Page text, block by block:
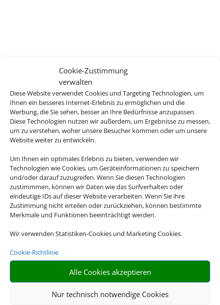
Cookie-Zustimmung
verwalten
Diese Website verwendet Cookies und Targeting Technologien, um
Ihnen ein besseres Internet-Erlebnis zu ermöglichen und die
Werbung, die Sie sehen, besser an Ihre Bedürfnisse anzupassen.
Diese Technologien nutzen wir außerdem, um Ergebnisse zu messen,
um zu verstehen, woher unsere Besucher kommen oder um unsere
Website weiter zu entwickeln.
Um Ihnen ein optimales Erlebnis zu bieten, verwenden wir
Technologien wie Cookies, um Geräteinformationen zu speichern
und/oder darauf zuzugreifen. Wenn Sie diesen Technologien
zustimmmen, können wir Daten wie das Surfverhalten oder
eindeutige IDs auf dieser Website verarbeiten. Wenn Sie ihre
Zustimmung nicht erteilen oder zurückziehen, können bestimmte
Merkmale und Funktionen beeinträchtigt werden.
Wir verwenden Statistiken-Cookies und Marketing Cookies.
Cookie-Richtlinie
Alle Cookies akzeptieren
Nur technisch notwendige Cookies
Eine Buchung –
alles drin. Buchen